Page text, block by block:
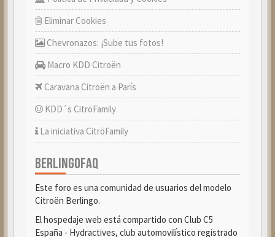
Eliminar Cookies
Chevronazos: ¡Sube tus fotos!
Macro KDD Citroën
Caravana Citroën a París
KDD´s CitröFamily
La iniciativa CitröFamily
BERLINGOFAQ
Este foro es una comunidad de usuarios del modelo
Citroën Berlingo.
El hospedaje web está compartido con Club C5
España - Hydractives, club automovilístico registrado